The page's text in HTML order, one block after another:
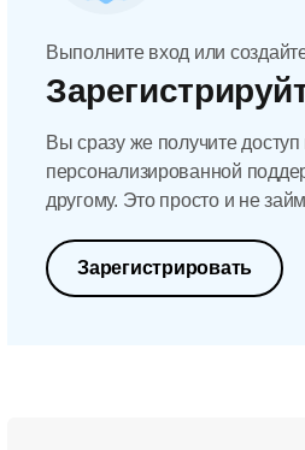
Выполните вход или
Вы сразу же получите доступ
персонализированной
другому. Это просто и не
Зарегистрировать